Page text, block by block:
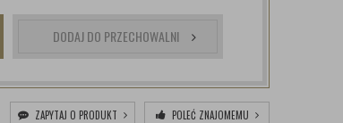
DODAJ DO PRZECHOWALNI
ZAPYTAJ O PRODUKT POLEĆ ZNAJOMEMU